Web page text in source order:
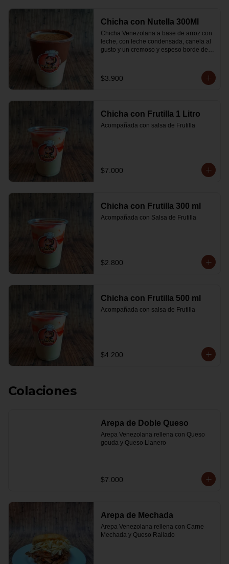
Chicha con Nutella 300Ml
Chicha Venezolana a base de arroz con
leche, con leche condensada, canela al
gusto y un cremoso y espeso borde de
$3.900
Chicha con Frutilla 1 Litro
Acompañada con salsa de Frutilla
$7.000
Chicha con Frutilla 300 ml
Acompañada con Salsa de Frutilla
$2.800
Chicha con Frutilla 500 ml
Acompañada con salsa de Frutilla
$4.200
Colaciones
Arepa de Doble Queso
Arepa Venezolana rellena con Queso
gouda y Queso Llanero
$7.000
Arepa de Mechada
Arepa Venezolana rellena con Carne
Mechada y Queso Rallado